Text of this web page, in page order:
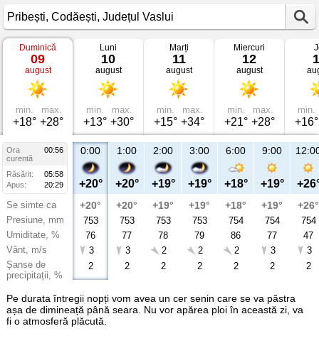
Vremea
Pribești
Codăești,
Județul
Vaslui
Duminică
09
august
min.
+18°
max.
+28°
Luni
10
august
min.
+13°
max.
+30°
Marți
11
august
min.
+15°
max.
+34°
Miercuri
12
august
min.
+21°
max.
+28°
min.
+16°
Ora
00:56
curentă
Răsărit:
05:58
Apus:
20:29
Se simte ca
Presiune, mm
Umiditate, %
Vânt, m/s
Șanse de
precipitații, %
0:00
+20°
+20°
753
76
3
2
1:00
+20°
+20°
753
77
3
2
2:00
+19°
+19°
753
78
2
2
3:00
+19°
+19°
753
79
2
2
6:00
+18°
+18°
754
86
2
2
9:00
+19°
+19°
754
77
3
2
+26°
754
47
3
2
Pe durata întregii nopți vom avea un cer senin care se va păstra
așa de dimineață până seara. Nu vor apărea ploi în această zi, va
fi o atmosferă plăcută.